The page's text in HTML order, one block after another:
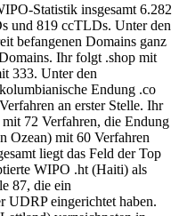
Statistik insgesamt 6.282
und 819 ccTLDs. Unter den
befangenen Domains ganz
Ihr folgt .shop mit
333. Unter den
Endung .co
an erster Stelle. Ihr
72 Verfahren, die Endung
Ozean) mit 60 Verfahren
liegt das Feld der Top
WIPO .ht (Haiti) als
87, die ein
UDRP eingerichtet haben.